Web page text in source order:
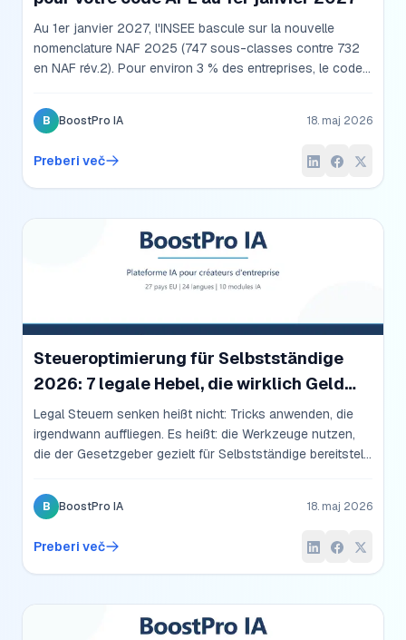
Au 1er janvier 2027, l'INSEE bascule sur la nouvelle
nomenclature NAF 2025 (747 sous-classes contre 732
en NAF rév.2). Pour environ 3 % des entreprises, le code
anticiper sur la convention collective applicable, les taux
de cotisations sociales et l'éligibilité à certaines aides.
avec la NAF 2025, comment vérifier votre futur code, et
accès à la liste exhaustive des correspondances
B BoostPro IA 18. maj 2026
Preberi več
Steueroptimierung für Selbstständige
2026: 7 legale Hebel, die wirklich Geld
sparen
Legal Steuern senken heißt nicht: Tricks anwenden, die
irgendwann auffliegen. Es heißt: die Werkzeuge nutzen,
die der Gesetzgeber gezielt für Selbstständige bereitstellt.
Voraussetzungen, die jeder kennen sollte — bevor das
Steuerjahr zu Ende geht.
B BoostPro IA 18. maj 2026
Preberi več